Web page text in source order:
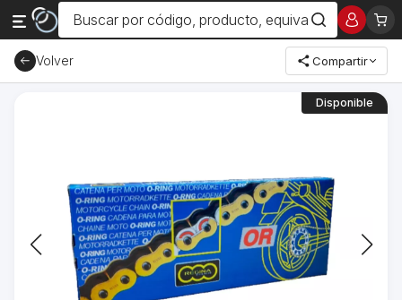
Volver Compartir
Disponible